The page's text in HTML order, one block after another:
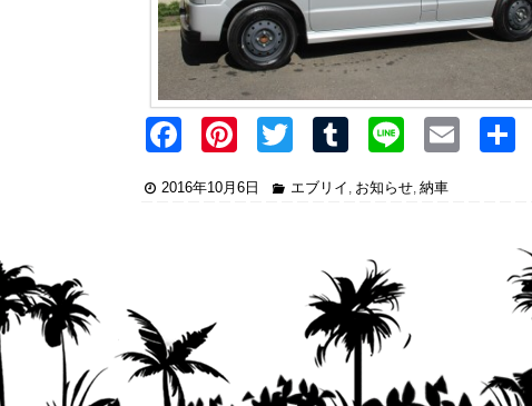
F
a
c
o
o
k
Pi
nt
er
T
wi
tt
T
u
m
r
Li
n
e
E
2016年10月6日 エブリイ , お知らせ,納車